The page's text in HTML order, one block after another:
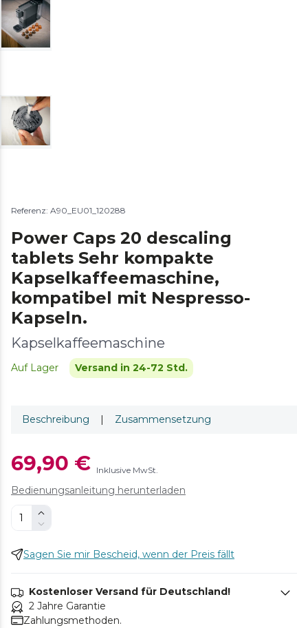
Referenz: A90_EU01_120288
Power Caps 20 descaling
tablets Sehr kompakte
Kapselkaffeemaschine,
kompatibel mit Nespresso-
Kapseln.
Kapselkaffeemaschine
Auf Lager Versand in 24-72 Std.
Beschreibung | Zusammensetzung
69,90 € Inklusive MwSt.
Bedienungsanleitung herunterladen
Sagen Sie mir Bescheid, wenn der Preis fällt
Kostenloser Versand für Deutschland!
2 Jahre Garantie
Zahlungsmethoden.